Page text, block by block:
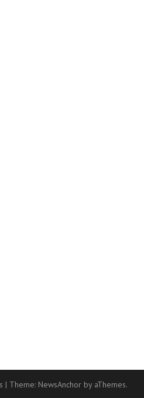
| Theme: NewsAnchor by aThemes.